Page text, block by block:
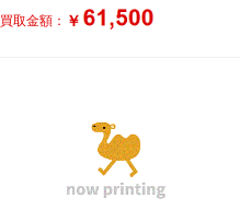
買取金額： ￥